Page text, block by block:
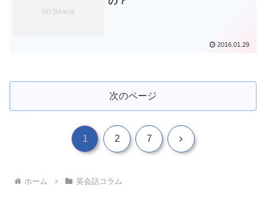
2016.01.29
次のページ
1 2 7
ホーム 英会話コラム